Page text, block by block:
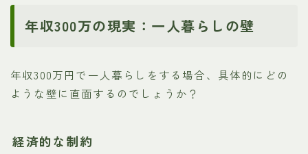
年収300万の現実：一人暮らしの壁
年収300万円で一人暮らしをする場合、具体的にどの
ような壁に直面するのでしょうか？
経済的な制約